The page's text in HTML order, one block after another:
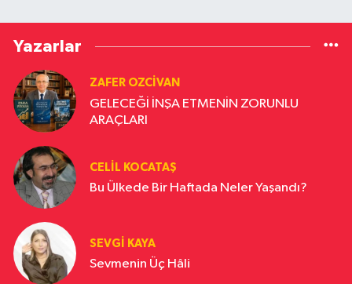
Yazarlar
ZAFER OZCIVAN
GELECEĞİ İNŞA ETMENİN ZORUNLU
ARAÇLARI
CELIL KOCATAŞ
Bu Ülkede Bir Haftada Neler Yaşandı?
SEVGI KAYA
Sevmenin Üç Hâli